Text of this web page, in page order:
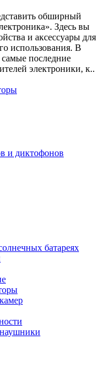
обширный
Здесь вы
и аксессуары для
использования. В
последние
электроники, к..
и диктофонов
батареях